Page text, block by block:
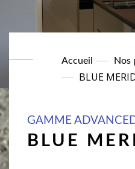
Accueil Nos
BLUE
GAMME
BLUE